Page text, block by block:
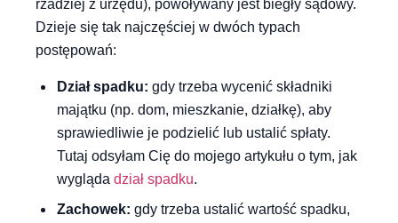
rzadziej z urzędu), powoływany jest biegły sądowy.
Dzieje się tak najczęściej w dwóch typach
postępowań:
Dział spadku: gdy trzeba wycenić składniki
majątku (np. dom, mieszkanie, działkę), aby
sprawiedliwie je podzielić lub ustalić spłaty.
Tutaj odsyłam Cię do mojego artykułu o tym, jak
wygląda dział spadku.
Zachowek: gdy trzeba ustalić wartość spadku,